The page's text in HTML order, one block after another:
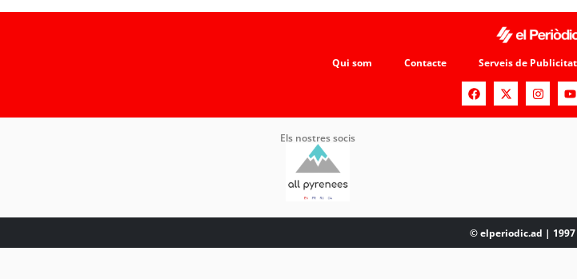
Qui som Contacte Serveis de Publicitat
Els nostres socis
© elperiodic.ad | 1997